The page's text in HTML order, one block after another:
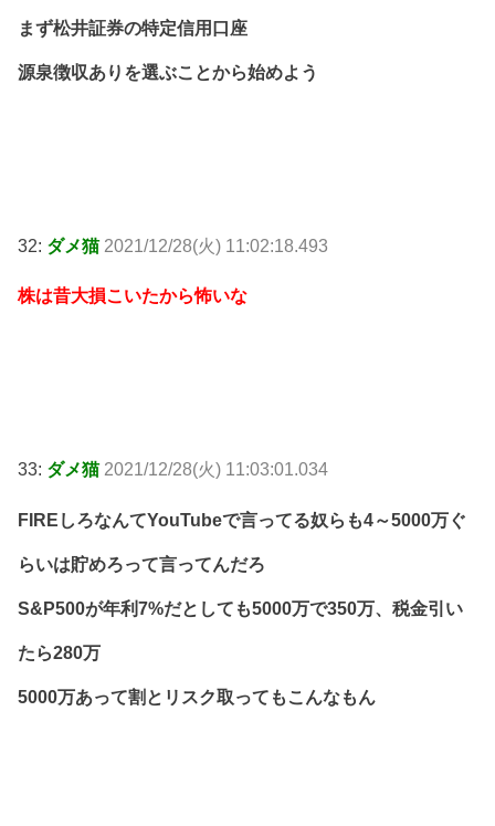
まず松井証券の特定信用口座
源泉徴収ありを選ぶことから始めよう
32: ダメ猫 2021/12/28(火) 11:02:18.493
株は昔大損こいたから怖いな
33: ダメ猫 2021/12/28(火) 11:03:01.034
FIREしろなんてYouTubeで言ってる奴らも4～5000万ぐ
らいは貯めろって言ってんだろ
S&P500が年利7%だとしても5000万で350万、税金引い
たら280万
5000万あって割とリスク取ってもこんなもん